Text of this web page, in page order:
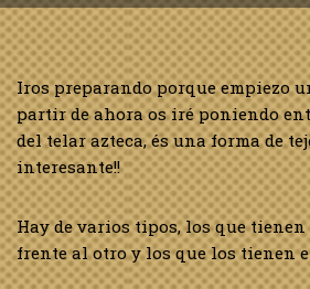
Iros preparando porque empiezo
partir de ahora os iré poniendo
del telar azteca, és una forma de
interesante!!
Hay de varios tipos, los que
frente al otro y los que los tienen